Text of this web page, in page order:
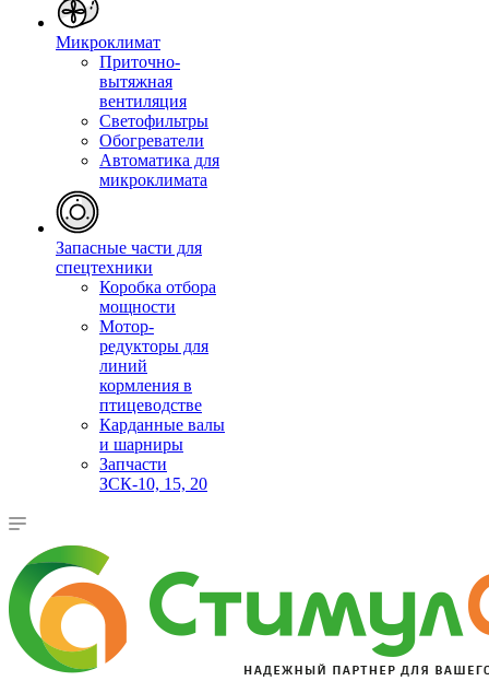
Микроклимат
Приточно-
вытяжная
вентиляция
Светофильтры
Обогреватели
Автоматика для
микроклимата
Запасные части для
спецтехники
Коробка отбора
мощности
Мотор-
редукторы для
линий
кормления в
птицеводстве
Карданные валы
и шарниры
Запчасти
ЗСК-10, 15, 20